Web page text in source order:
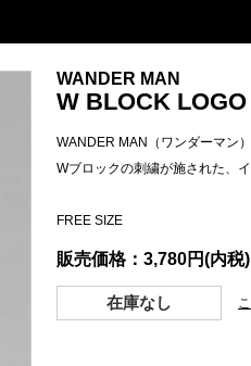
WANDER MAN
W BLOCK
WANDER MAN（ワンダーマン
Wブロックの刺繍が施された、
FREE SIZE
販売価格：3,780円(内税)
在庫なし